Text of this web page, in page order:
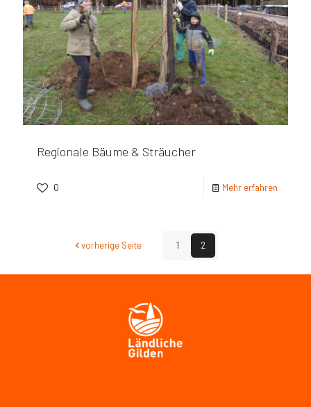
Regionale Bäume & Sträucher
0 Mehr erfahren
vorherige Seite 1 2